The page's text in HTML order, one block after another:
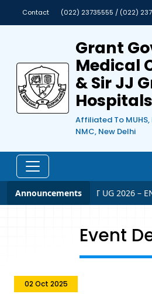
Contact (022) 23735555 / (022)
Grant
Medical
& Sir JJ
Affiliated To MUHS,
NMC, New Delhi
AnnouncementsNEET UG 2026 –
Event
02 Oct 2025